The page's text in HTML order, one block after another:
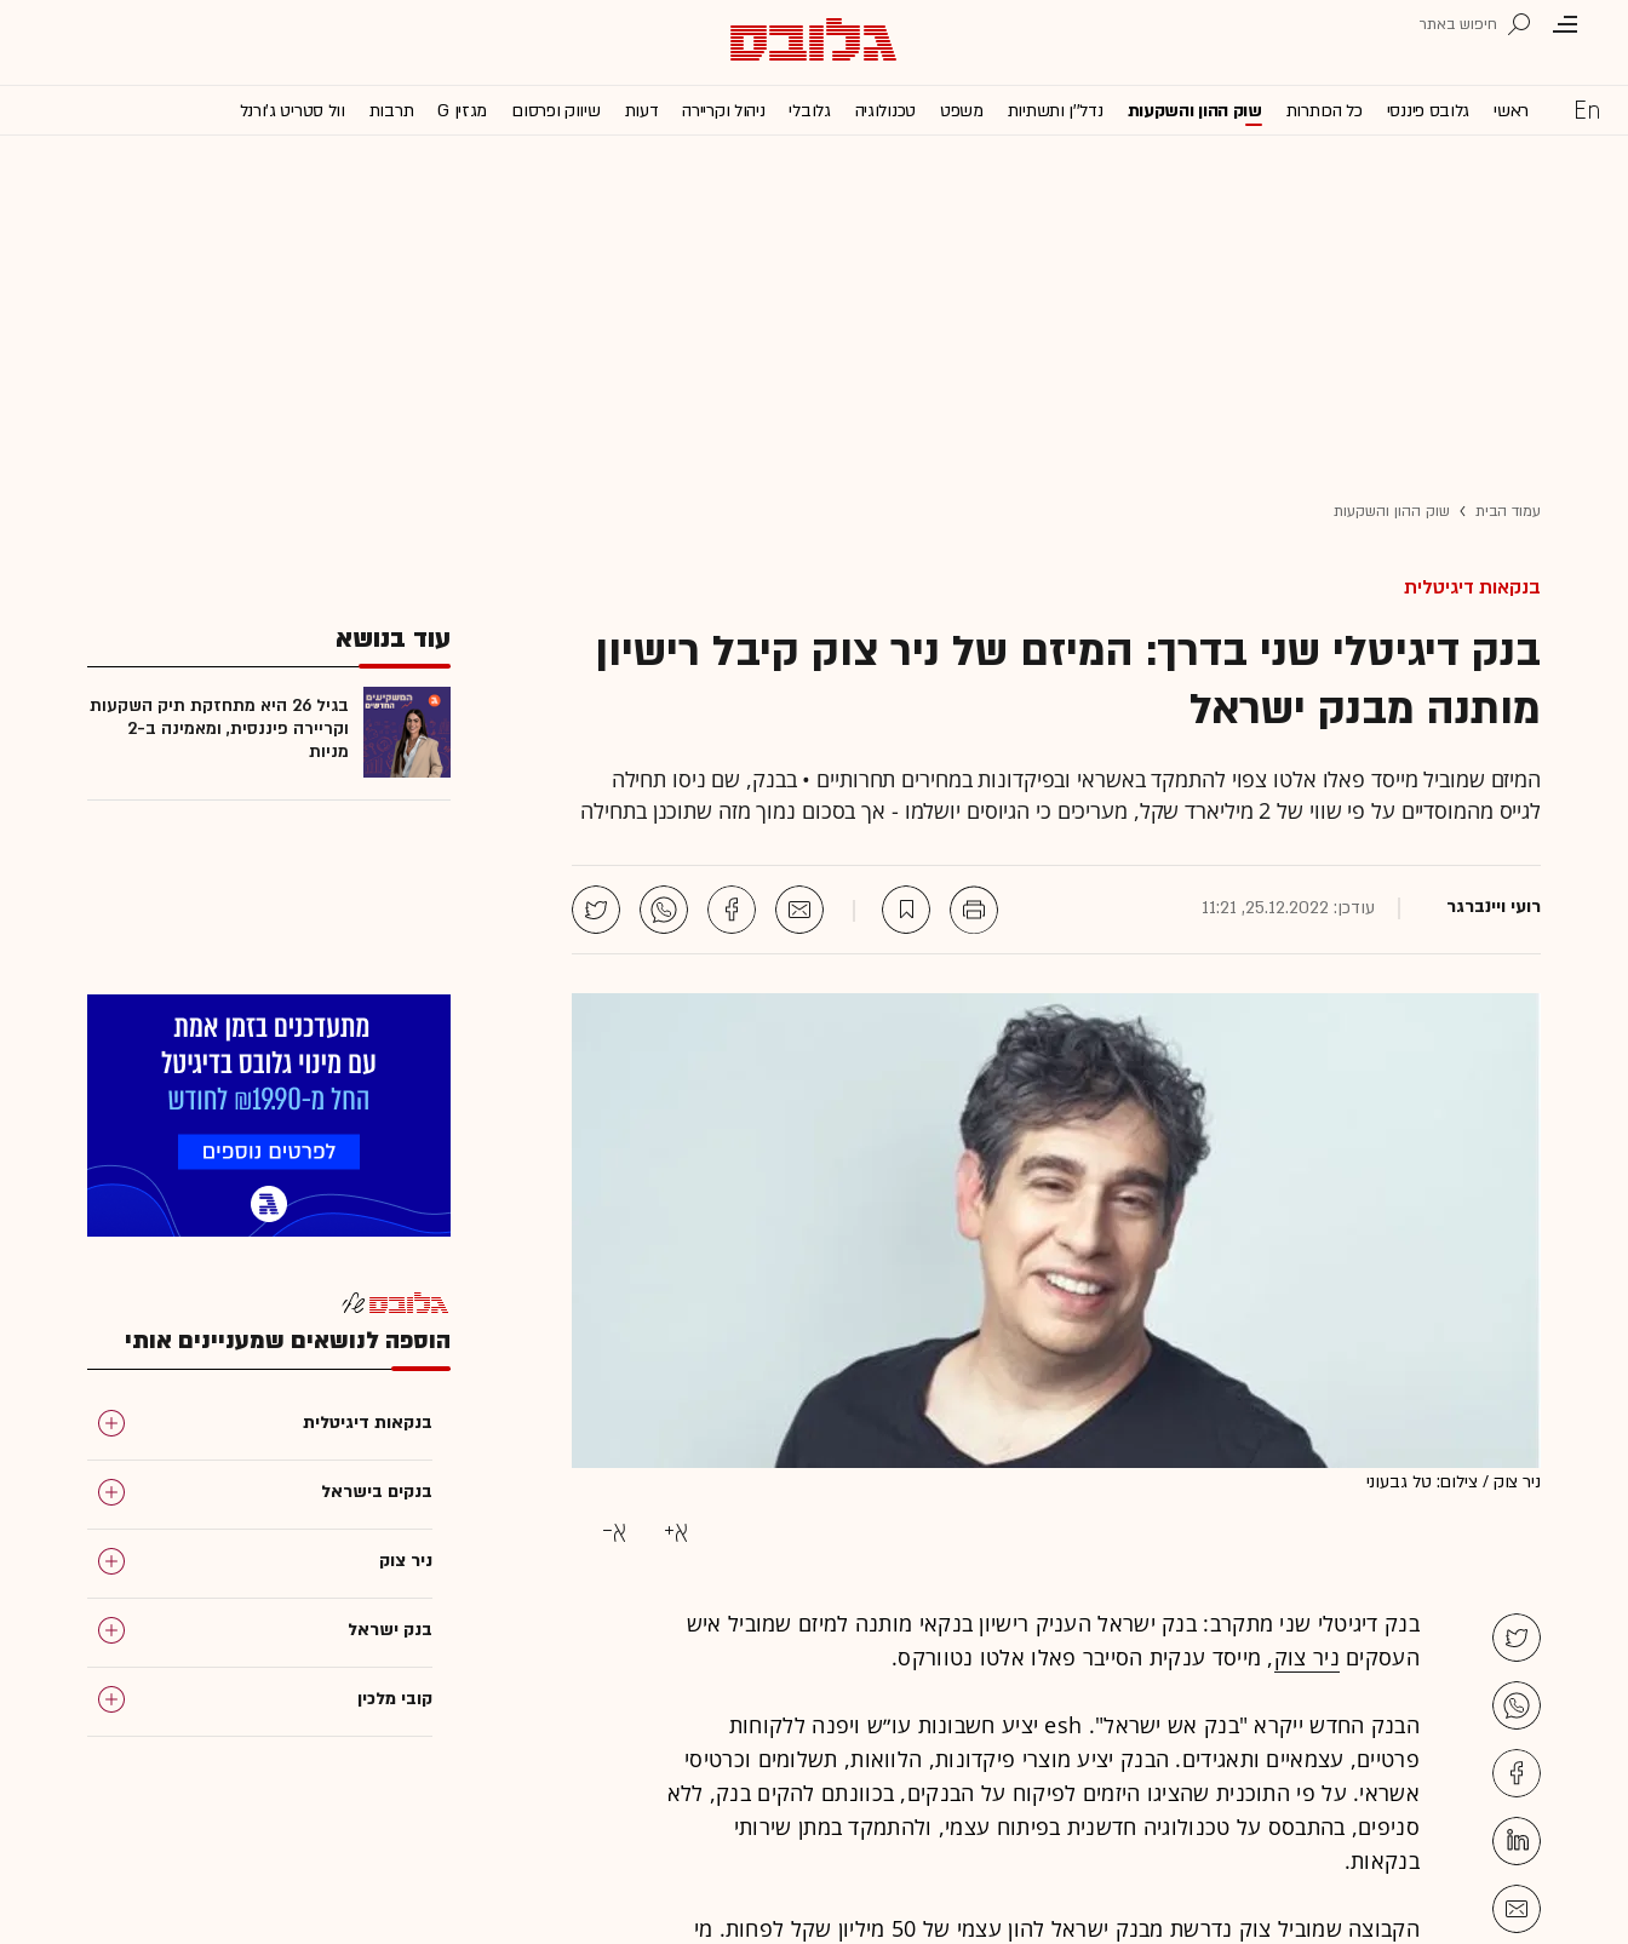
ראשי גלובס פיננסי כל הכותרות שוק ההון והשקעות נדל''ן ותשתיות משפט טכנולוגיה גלובלי ניהול וקריירה דעות שיווק ופרסום מגזין G תרבות וול סטריט ג'ורנל
עמוד הבית שוק ההון והשקעות
בנקאות דיגיטלית
בנק דיגיטלי שני בדרך: המיזם של ניר צוק קיבל רישיון
מותנה מבנק ישראל
המיזם שמוביל מייסד פאלו אלטו צפוי להתמקד באשראי ובפיקדונות במחירים תחרותיים • בבנק, שם ניסו תחילה
לגייס מהמוסדיים על פי שווי של 2 מיליארד שקל, מעריכים כי הגיוסים יושלמו - אך בסכום נמוך מזה שתוכנן בתחילה
רועי ויינברגר עודכן: 25.12.2022, 11:21
ניר צוק / צילום: טל גבעוני
בנק דיגיטלי שני מתקרב: בנק ישראל העניק רישיון בנקאי מותנה למיזם שמוביל איש
העסקים ניר צוק, מייסד ענקית הסייבר פאלו אלטו נטוורקס.
הבנק החדש ייקרא "בנק אש ישראל". esh יציע חשבונות עו״ש ויפנה ללקוחות
פרטיים, עצמאיים ותאגידים. הבנק יציע מוצרי פיקדונות, הלוואות, תשלומים וכרטיסי
אשראי. על פי התוכנית שהציגו היזמים לפיקוח על הבנקים, בכוונתם להקים בנק, ללא
סניפים, בהתבסס על טכנולוגיה חדשנית בפיתוח עצמי, ולהתמקד במתן שירותי
בנקאות.
הקבוצה שמוביל צוק נדרשת מבנק ישראל להון עצמי של 50 מיליון שקל לפחות. מי
עוד בנושא
בגיל 26 היא מתחזקת תיק השקעות
וקריירה פיננסית, ומאמינה ב-2
מניות
הוספה לנושאים שמעניינים אותי
בנקאות דיגיטלית
בנקים בישראל
ניר צוק
בנק ישראל
קובי מלכין